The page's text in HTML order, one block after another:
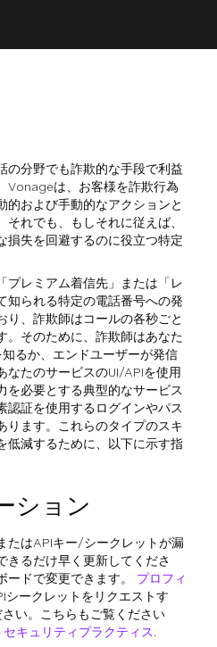
の分野でも詐欺的な手段で利益
Vonageは、お客様を詐欺行為
的および手動的なアクションと
れでも、もしそれに従えば、
損失を回避するのに役立つ特定
プレミアム着信先」または「レ
知られる特定の電話番号への発
り、詐欺師はコールの各秒ごと
。そのために、詐欺師はあなた
るか、エンドユーザーが発信
なたのサービスのUI/APIを使用
を必要とする典型的なサービス
認証を使用するログインやパス
ります。これらのタイプのスキ
低減するために、以下に示す指
ション
たはAPIキー/シークレットが漏
きるだけ早く更新してくださ
ードで変更できます。 プロフィ
シークレットをリクエストす
い。こちらもご覧ください
キュリティプラクティス.